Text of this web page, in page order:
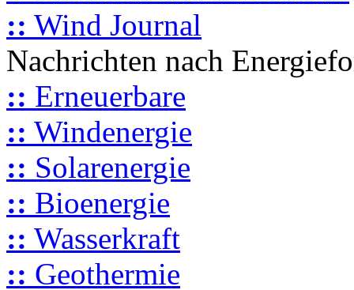
:: Wind Journal
Nachrichten nach
:: Erneuerbare
:: Windenergie
:: Solarenergie
:: Bioenergie
:: Wasserkraft
:: Geothermie